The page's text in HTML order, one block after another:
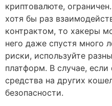
криптовалюте,
хотя бы раз
контрактом, то хакеры
него даже спустя много
риски, используйте
платформ. В случае,
средства на других
безопасности.